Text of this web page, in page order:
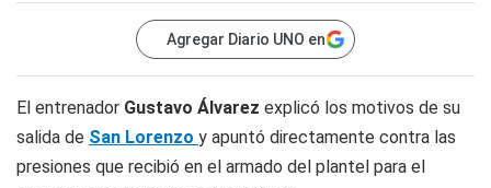
Agregar Diario UNO en
El entrenador Gustavo Álvarez explicó los motivos de su
salida de San Lorenzo y apuntó directamente contra las
presiones que recibió en el armado del plantel para el